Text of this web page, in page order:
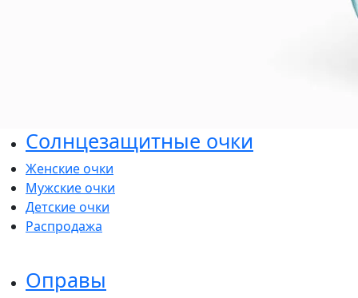
Солнцезащитные очки
Женские очки
Мужские очки
Детские очки
Распродажа
Оправы